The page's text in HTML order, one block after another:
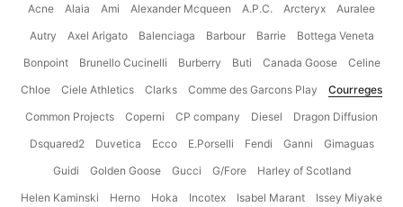
Acne Alaia Ami Alexander Mcqueen A.P.C. Arcteryx
Auralee
Autry
Axel Arigato Balenciaga Barbour Barrie
Bottega Veneta
Bonpoint
Brunello Cucinelli Burberry Buti Canada Goose
Celine
Chloe
Ciele Athletics Clarks Comme des Garcons Play
Courreges
Common Projects
Coperni CP company Diesel
Dragon Diffusion
Dsquared2
Duvetica Ecco E.Porselli Fendi Ganni
Gimaguas
Guidi
Golden Goose Gucci G/Fore
Harley of Scotland
Helen Kaminski
Herno Hoka Incotex Isabel Marant
Issey Miyake